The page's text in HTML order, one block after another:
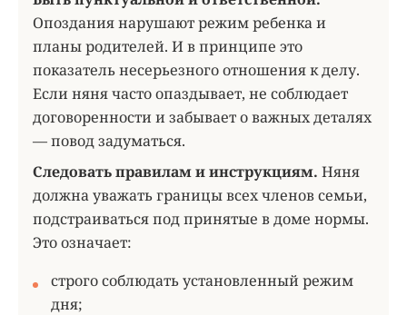
Опоздания нарушают режим ребенка и
планы родителей. И в принципе это
показатель несерьезного отношения к делу.
Если няня часто опаздывает, не соблюдает
договоренности и забывает о важных деталях
— повод задуматься.
Следовать правилам и инструкциям. Няня
должна уважать границы всех членов семьи,
подстраиваться под принятые в доме нормы.
Это означает:
строго соблюдать установленный режим
дня;